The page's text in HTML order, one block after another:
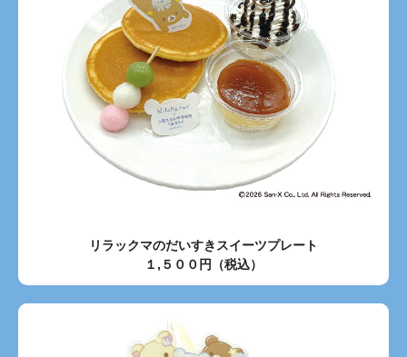
リラックマのだいすきスイーツプレート
１,５００円（税込）